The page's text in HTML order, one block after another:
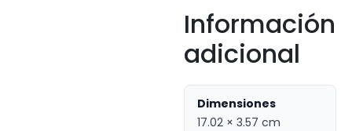
Información
adicional
Dimensiones
17.02 × 3.57 cm